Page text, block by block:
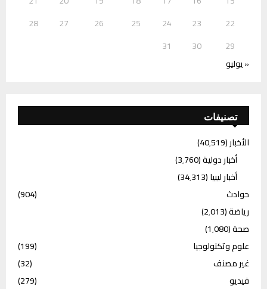
22
23
24
25
26
27
28
29
30
31
« يوليو
تصنيفات
الأخبار(40٬519)
أخبار دولية(3٬760)
أخبار ليبيا(34٬313)
حوادث
(904)
رياضة(2٬013)
صحة(1٬080)
علوم وتكنولوجيا
(199)
غير مصنف
(32)
فيديو
(279)